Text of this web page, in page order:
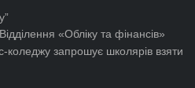
Відділення «Обліку та фінансів»
коледжу запрошує школярів взяти